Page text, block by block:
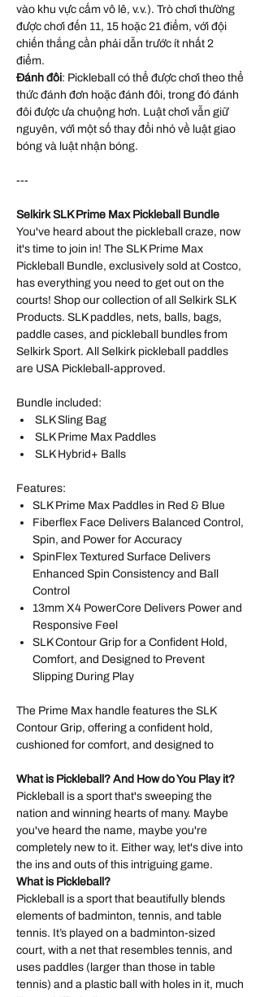
vào khu vực cấm vô lê, v.v.). Trò chơi thường
được chơi đến 11, 15 hoặc 21 điểm, với đội
chiến thắng cần phải dẫn trước ít nhất 2
điểm.
Đánh đôi: Pickleball có thể được chơi theo thể
thức đánh đơn hoặc đánh đôi, trong đó đánh
đôi được ưa chuộng hơn. Luật chơi vẫn giữ
nguyên, với một số thay đổi nhỏ về luật giao
bóng và luật nhận bóng.
---
Selkirk SLK Prime Max Pickleball Bundle
You've heard about the pickleball craze, now
it's time to join in! The SLK Prime Max
Pickleball Bundle, exclusively sold at Costco,
has everything you need to get out on the
courts! Shop our collection of all Selkirk SLK
Products. SLK paddles, nets, balls, bags,
paddle cases, and pickleball bundles from
Selkirk Sport. All Selkirk pickleball paddles
are USA Pickleball-approved.
Bundle included:
SLK Sling Bag
SLK Prime Max Paddles
SLK Hybrid+ Balls
Features:
SLK Prime Max Paddles in Red & Blue
Fiberflex Face Delivers Balanced Control,
Spin, and Power for Accuracy
SpinFlex Textured Surface Delivers
Enhanced Spin Consistency and Ball
Control
13mm X4 PowerCore Delivers Power and
Responsive Feel
SLK Contour Grip for a Confident Hold,
Comfort, and Designed to Prevent
Slipping During Play
The Prime Max handle features the SLK
Contour Grip, offering a confident hold,
cushioned for comfort, and designed to
What is Pickleball? And How do You Play it?
Pickleball is a sport that's sweeping the
nation and winning hearts of many. Maybe
you've heard the name, maybe you're
completely new to it. Either way, let's dive into
the ins and outs of this intriguing game.
What is Pickleball?
Pickleball is a sport that beautifully blends
elements of badminton, tennis, and table
tennis. It’s played on a badminton-sized
court, with a net that resembles tennis, and
uses paddles (larger than those in table
tennis) and a plastic ball with holes in it, much